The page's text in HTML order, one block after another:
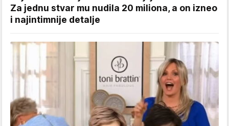
Za jednu stvar mu nudila 20 miliona, a on izneo
i najintimnije detalje